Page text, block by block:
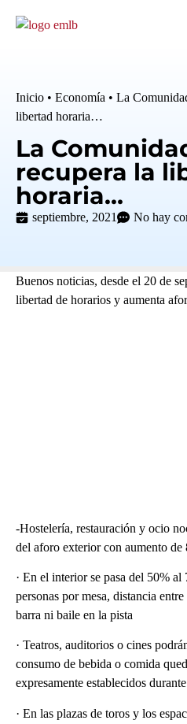
Inicio • Economía • La
libertad horaria…
La
recupera la
horaria…
septiembre, 2021 No hay
Buenos noticias, desde el 20 de
libertad de horarios y aumenta
-Hostelería, restauración y ocio
del aforo exterior con aumento de
· En el interior se pasa del 50%
personas por mesa, distancia
barra ni baile en la pista
· Teatros, auditorios o cines
consumo de bebida o comida
expresamente establecidos
· En las plazas de toros y los